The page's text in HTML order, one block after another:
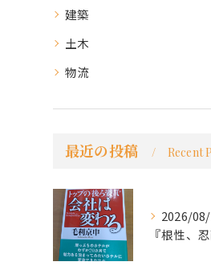
建築
土木
物流
最近の投稿 Recent
2026/